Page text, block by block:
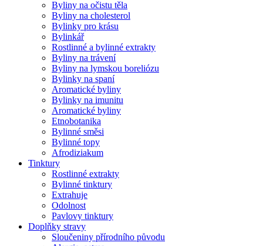
Byliny na očistu těla
Byliny na cholesterol
Bylinky pro krásu
Bylinkář
Rostlinné a bylinné extrakty
Byliny na trávení
Byliny na lymskou boreliózu
Bylinky na spaní
Aromatické byliny
Bylinky na imunitu
Aromatické byliny
Etnobotanika
Bylinné směsi
Bylinné topy
Afrodiziakum
Tinktury
Rostlinné extrakty
Bylinné tinktury
Extrahuje
Odolnost
Pavlovy tinktury
Doplňky stravy
Sloučeniny přírodního původu